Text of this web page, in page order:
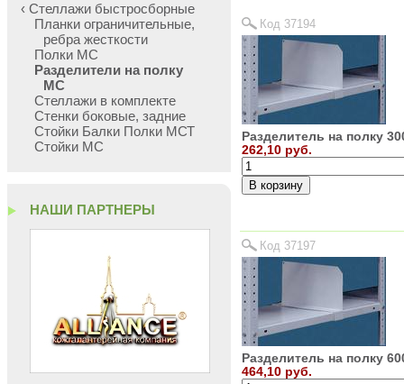
Код 37194
Разделитель на полку
262,10 руб.
Код 37197
Разделитель на полку
464,10 руб.
‹ Стеллажи быстросборные
Планки ограничительные,
ребра жесткости
Полки МС
Разделители на полку
МС
Стеллажи в комплекте
Стенки боковые, задние
Стойки Балки Полки МСТ
Стойки МС
НАШИ ПАРТНЕРЫ